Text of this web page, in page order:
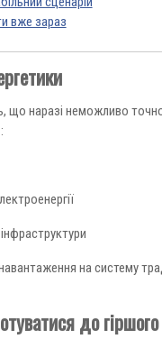
вже зараз
що наразі неможливо
навантаження на систему
до гіршого